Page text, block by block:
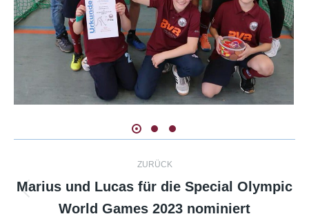
Kommentarnavigation
ZURÜCK
Vorheriger
Beitrag:
Marius und Lucas für die Special Olympic
World Games 2023 nominiert